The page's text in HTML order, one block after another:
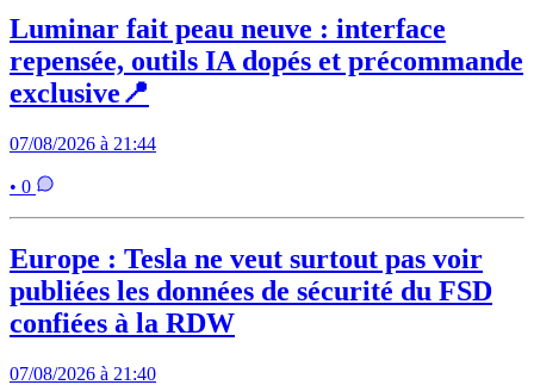
Luminar fait peau neuve : interface
repensée, outils IA dopés et précommande
exclusive📍
07/08/2026 à 21:44
• 0
Europe : Tesla ne veut surtout pas voir
publiées les données de sécurité du FSD
confiées à la RDW
07/08/2026 à 21:40